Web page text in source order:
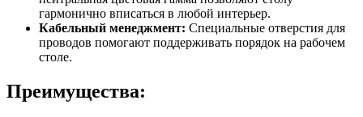
гармонично вписаться в любой интерьер.
Кабельный менеджмент: Специальные отверстия для
проводов помогают поддерживать порядок на рабочем
столе.
Преимущества: